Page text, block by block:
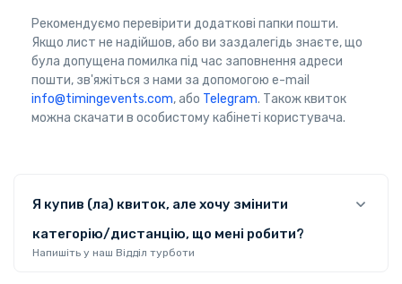
Рекомендуємо перевірити додаткові папки пошти.
Якщо лист не надійшов, або ви заздалегідь знаєте, що
була допущена помилка під час заповнення адреси
пошти, зв'яжіться з нами за допомогою e-mail
info@timingevents.com, або Telegram. Також квиток
можна скачати в особистому кабінеті користувача.
Я купив (ла) квиток, але хочу змінити
категорію/дистанцію, що мені робити?
Напишіть у наш Відділ турботи